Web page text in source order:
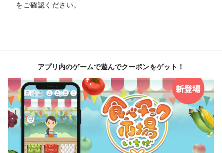
をご確認ください。
アプリ内のゲームで遊んでクーポンをゲット！